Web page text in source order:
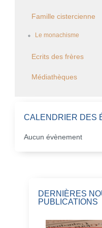
Famille cistercienne
Le monachisme
Ecrits des frères
Médiathèques
CALENDRIER DES
Aucun évènement
DERNIÈRES
PUBLICATIONS